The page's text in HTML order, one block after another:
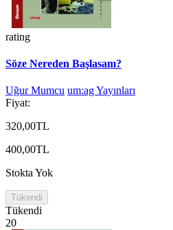
rating
Söze Nereden Başlasam?
Uğur Mumcu um:ag Yayınları
Fiyat:
320,00TL
400,00TL
Stokta Yok
Tükendi
Tükendi
20